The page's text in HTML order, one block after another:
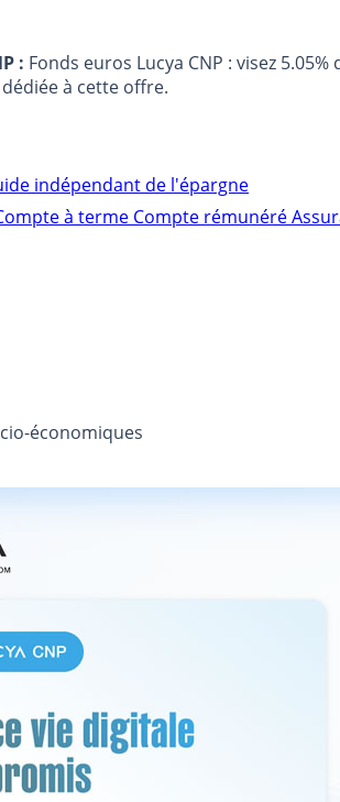
: Fonds euros Lucya CNP : visez
à cette offre.
indépendant de l'épargne
à terme Compte rémunéré
économiques